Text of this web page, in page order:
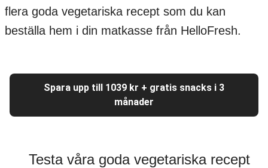
flera goda vegetariska recept som du kan
beställa hem i din matkasse från HelloFresh.
Spara upp till 1039 kr + gratis snacks i 3
månader
Testa våra goda vegetariska recept